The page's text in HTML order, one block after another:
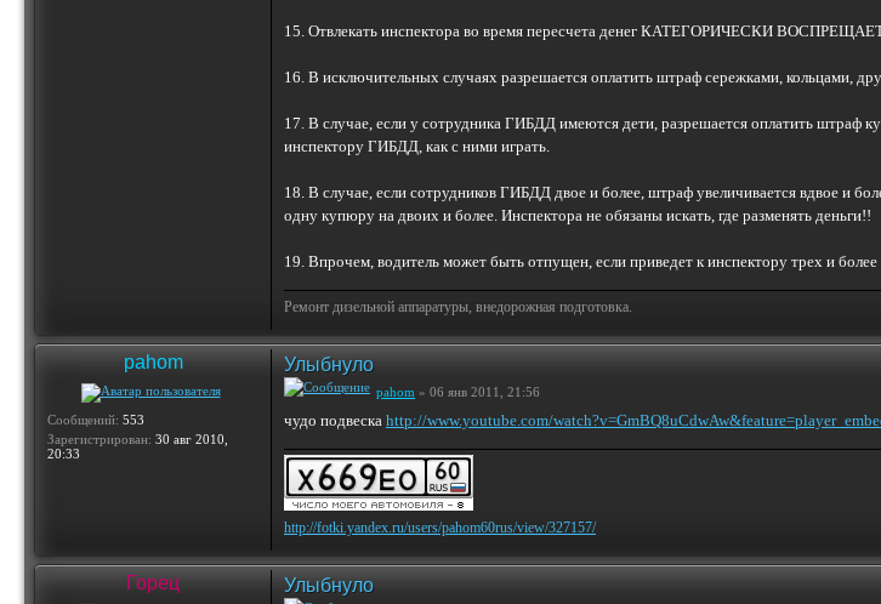
15. Отвлекать инспектора во время пересчета денег КАТЕГОРИЧЕСКИ
16. В исключительных случаях разрешается оплатить штраф сережками, кольцами,
17. В случае, если у сотрудника ГИБДД имеются дети, разрешается оплатить штраф
инспектору ГИБДД, как с ними играть.
18. В случае, если сотрудников ГИБДД двое и более, штраф увеличивается вдвое и
одну купюру на двоих и более. Инспектора не обязаны искать, где разменять деньги!!
19. Впрочем, водитель может быть отпущен, если приведет к инспектору трех и
Ремонт дизельной аппаратуры, внедорожная подготовка.
pahom
Сообщений: 553
Зарегистрирован: 30 авг 2010,
20:33
Улыбнуло
pahom » 06 янв 2011, 21:56
чудо подвеска http://www.youtube.com/
http://fotki.yandex.ru/users/pahom60rus/view/327157/
Горец Улыбнуло